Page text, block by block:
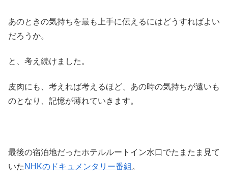
あのときの気持ちを最も上手に伝えるにはどうすればよい
だろうか。
と、考え続けました。
皮肉にも、考えれば考えるほど、あの時の気持ちが遠いも
のとなり、記憶が薄れていきます。
最後の宿泊地だったホテルルートイン水口でたまたま見て
いた NHKのドキュメンタリー番組 。